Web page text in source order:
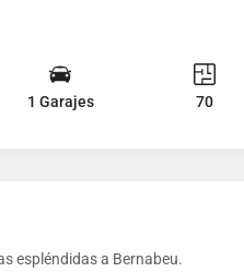
1 Garajes 70
espléndidas a Bernabeu.